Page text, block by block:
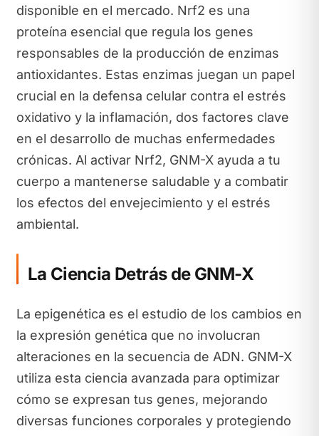
disponible en el mercado. Nrf2 es una
proteína esencial que regula los genes
responsables de la producción de enzimas
antioxidantes. Estas enzimas juegan un papel
crucial en la defensa celular contra el estrés
oxidativo y la inflamación, dos factores clave
en el desarrollo de muchas enfermedades
crónicas. Al activar Nrf2, GNM-X ayuda a tu
cuerpo a mantenerse saludable y a combatir
los efectos del envejecimiento y el estrés
ambiental.
La Ciencia Detrás de GNM-X
La epigenética es el estudio de los cambios en
la expresión genética que no involucran
alteraciones en la secuencia de ADN. GNM-X
utiliza esta ciencia avanzada para optimizar
cómo se expresan tus genes, mejorando
diversas funciones corporales y protegiendo